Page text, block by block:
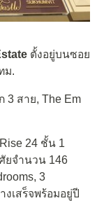
ตั้งอยู่บนซอย
ม.
3 สาย, The Em
24 ชั้น 1
ยจำนวน 146
3
เสร็จพร้อมอยู่ปี